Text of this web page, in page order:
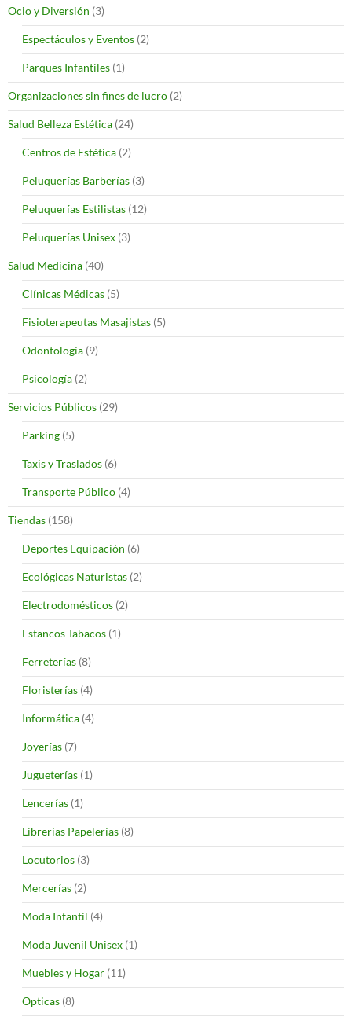
Ocio y Diversión (3)
Espectáculos y Eventos (2)
Parques Infantiles (1)
Organizaciones sin fines de lucro (2)
Salud Belleza Estética (24)
Centros de Estética (2)
Peluquerías Barberías (3)
Peluquerías Estilistas (12)
Peluquerías Unisex (3)
Salud Medicina (40)
Clínicas Médicas (5)
Fisioterapeutas Masajistas (5)
Odontología (9)
Psicología (2)
Servicios Públicos (29)
Parking (5)
Taxis y Traslados (6)
Transporte Público (4)
Tiendas (158)
Deportes Equipación (6)
Ecológicas Naturistas (2)
Electrodomésticos (2)
Estancos Tabacos (1)
Ferreterías (8)
Floristerías (4)
Informática (4)
Joyerías (7)
Jugueterías (1)
Lencerías (1)
Librerías Papelerías (8)
Locutorios (3)
Mercerías (2)
Moda Infantil (4)
Moda Juvenil Unisex (1)
Muebles y Hogar (11)
Opticas (8)